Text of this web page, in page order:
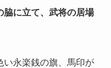
脇に立て、武将の居場
い永楽銭の旗、馬印が